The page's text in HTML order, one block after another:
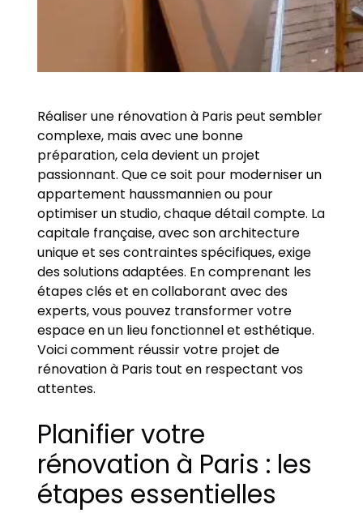
Réaliser une rénovation à Paris peut sembler
complexe, mais avec une bonne
préparation, cela devient un projet
passionnant. Que ce soit pour moderniser un
appartement haussmannien ou pour
optimiser un studio, chaque détail compte. La
capitale française, avec son architecture
unique et ses contraintes spécifiques, exige
des solutions adaptées. En comprenant les
étapes clés et en collaborant avec des
experts, vous pouvez transformer votre
espace en un lieu fonctionnel et esthétique.
Voici comment réussir votre projet de
rénovation à Paris tout en respectant vos
attentes.
Planifier votre
rénovation à Paris : les
étapes essentielles